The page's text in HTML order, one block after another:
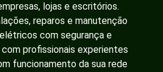
lojas e escritórios.
reparos e manutenção
com segurança e
profissionais experientes
funcionamento da sua rede